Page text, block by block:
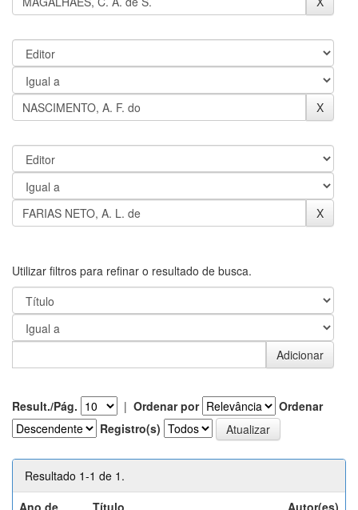
Utilizar filtros para refinar o resultado de busca.
Result./Pág. | Ordenar por
Ordenar
Registro(s)
Resultado 1-1 de 1.
Ano de
Título Autor(es)